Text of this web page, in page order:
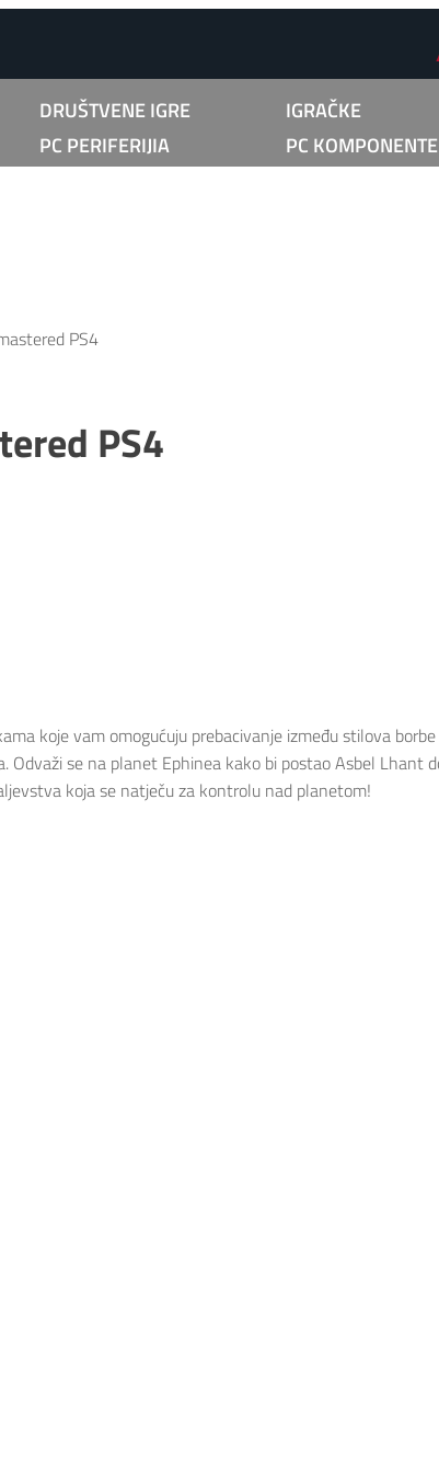
DRUŠTVENE IGRE IGRAČKE
PC PERIFERIJIA PC KOMPONENTE
PS4
PS4
koje vam omogućuju prebacivanje između stilova
se na planet Ephinea kako bi postao Asbel
koja se natječu za kontrolu nad planetom!